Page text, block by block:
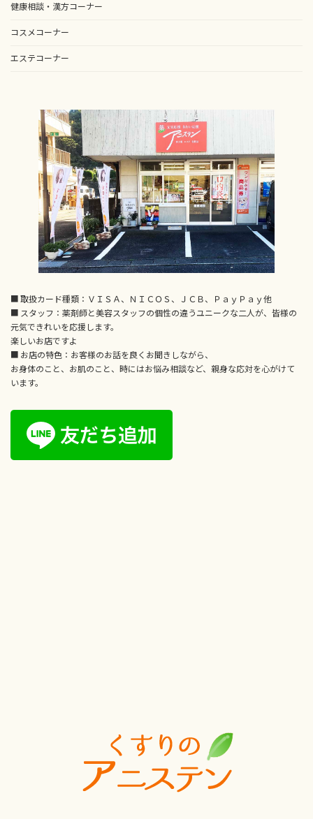
健康相談・漢方コーナー
コスメコーナー
エステコーナー
■ 取扱カード種類：ＶＩＳＡ、ＮＩＣＯＳ、ＪＣＢ、ＰａｙＰａｙ他
■ スタッフ：薬剤師と美容スタッフの個性の違うユニークな二人が、皆様の
元気できれいを応援します。
楽しいお店ですよ
■ お店の特色：お客様のお話を良くお聞きしながら、
お身体のこと、お肌のこと、時にはお悩み相談など、親身な応対を心がけて
います。